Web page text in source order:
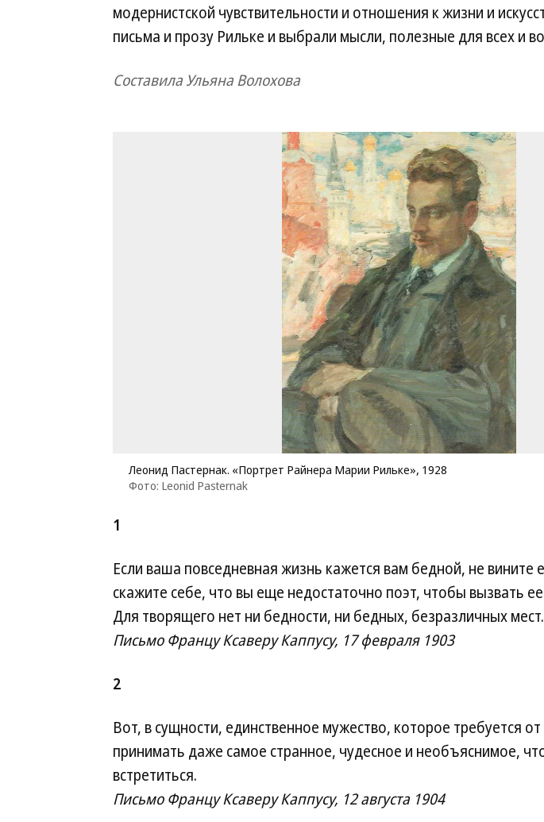
модернистской чувствительности и отношения к жизни и
письма и прозу Рильке и выбрали мысли, полезные для всех и
Составила Ульяна Волохова
Леонид Пастернак. «Портрет Райнера Марии Рильке», 1928
Фото: Leonid Pasternak
1
Если ваша повседневная жизнь кажется вам бедной, не вините
скажите себе, что вы еще недостаточно поэт, чтобы вызвать ее
Для творящего нет ни бедности, ни бедных, безразличных мест.
Письмо Францу Ксаверу Каппусу, 17 февраля 1903
2
Вот, в сущности, единственное мужество, которое требуется от
принимать даже самое странное, чудесное и необъяснимое,
встретиться.
Письмо Францу Ксаверу Каппусу, 12 августа 1904